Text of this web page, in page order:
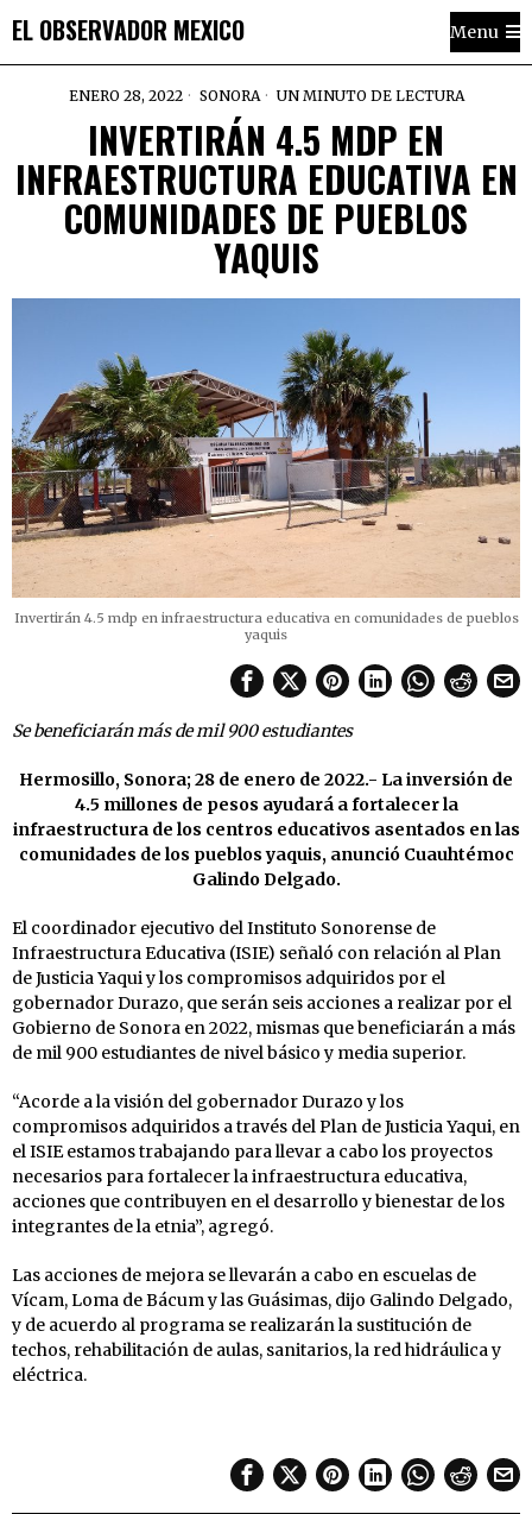
EL OBSERVADOR MEXICO Menu
ENERO 28, 2022 SONORA UN MINUTO DE LECTURA
INVERTIRÁN 4.5 MDP EN
INFRAESTRUCTURA EDUCATIVA EN
COMUNIDADES DE PUEBLOS
YAQUIS
Invertirán 4.5 mdp en infraestructura educativa en comunidades de pueblos
yaquis
Se beneficiarán más de mil 900 estudiantes
Hermosillo, Sonora; 28 de enero de 2022.- La inversión de
4.5 millones de pesos ayudará a fortalecer la
infraestructura de los centros educativos asentados en las
comunidades de los pueblos yaquis, anunció Cuauhtémoc
Galindo Delgado.
El coordinador ejecutivo del Instituto Sonorense de
Infraestructura Educativa (ISIE) señaló con relación al Plan
de Justicia Yaqui y los compromisos adquiridos por el
gobernador Durazo, que serán seis acciones a realizar por el
Gobierno de Sonora en 2022, mismas que beneficiarán a más
de mil 900 estudiantes de nivel básico y media superior.
“Acorde a la visión del gobernador Durazo y los
compromisos adquiridos a través del Plan de Justicia Yaqui, en
el ISIE estamos trabajando para llevar a cabo los proyectos
necesarios para fortalecer la infraestructura educativa,
acciones que contribuyen en el desarrollo y bienestar de los
integrantes de la etnia”, agregó.
Las acciones de mejora se llevarán a cabo en escuelas de
Vícam, Loma de Bácum y las Guásimas, dijo Galindo Delgado,
y de acuerdo al programa se realizarán la sustitución de
techos, rehabilitación de aulas, sanitarios, la red hidráulica y
eléctrica.